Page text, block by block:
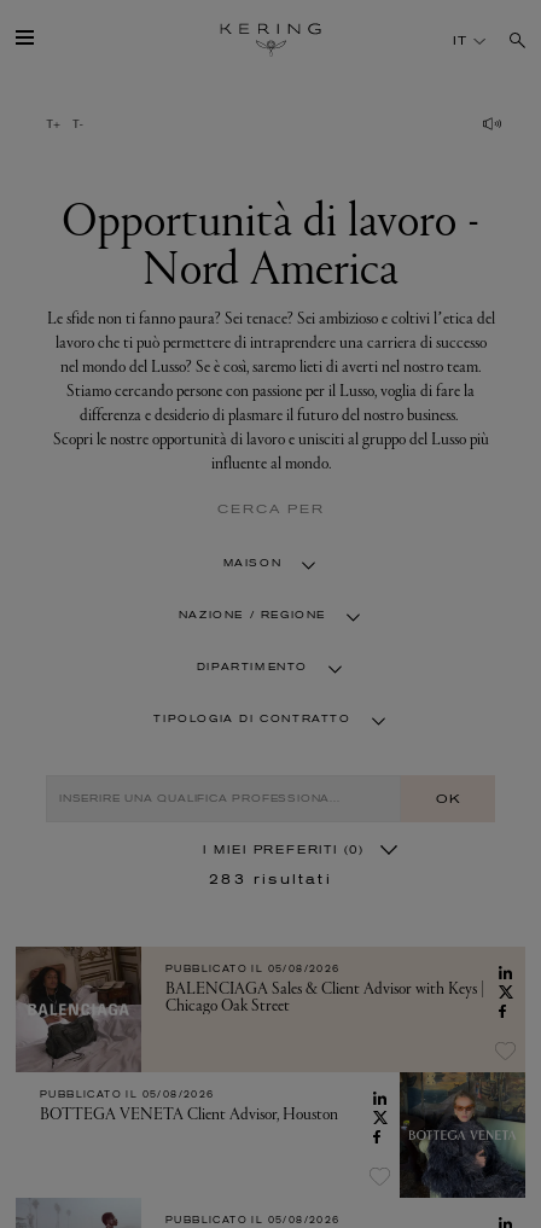
lavoro
TALENTI
SOSTENIBILITÀ
FINANCE
MEDIA
IT
Opportunità di lavoro -
Nord America
Le sfide non ti fanno paura? Sei tenace? Sei ambizioso e coltivi l’etica del
lavoro che ti può permettere di intraprendere una carriera di successo
nel mondo del Lusso? Se è così, saremo lieti di averti nel nostro team.
Stiamo cercando persone con passione per il Lusso, voglia di fare la
differenza e desiderio di plasmare il futuro del nostro business.
Scopri le nostre opportunità di lavoro e unisciti al gruppo del Lusso più
influente al mondo.
CERCA PER
MAISON
NAZIONE / REGIONE
DIPARTIMENTO
TIPOLOGIA DI CONTRATTO
OK
I MIEI PREFERITI (0)
283 risultati
PUBBLICATO IL 05/08/2026
BALENCIAGA Sales & Client Advisor with Keys |
Chicago Oak Street
PUBBLICATO IL 05/08/2026
BOTTEGA VENETA Client Advisor, Houston
PUBBLICATO IL 05/08/2026